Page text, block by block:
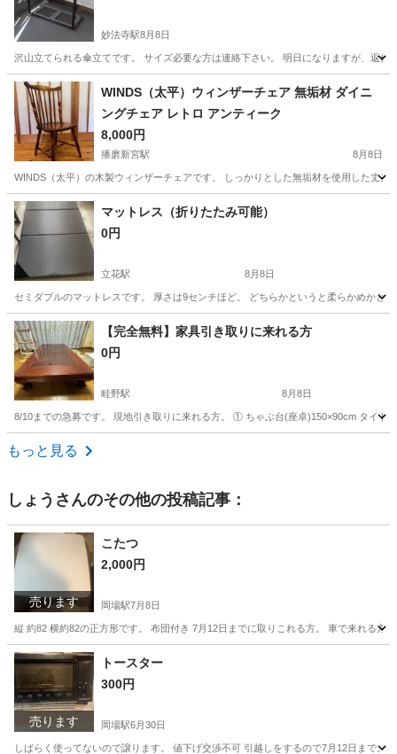
妙法寺駅8月8日
沢山立てられる傘立てです。 サイズ必要な方は連絡下さい。 明日になりますが、返
兵庫 神戸市 インテリア雑貨/小物
WINDS（太平）ウィンザーチェア 無垢材 ダイニ
ングチェア レトロ アンティーク
8,000円
播磨新宮駅 8月8日
WINDS（太平）の木製ウィンザーチェアです。 しっかりとした無垢材を使用した丈
兵庫 姫路市 播磨新宮駅 椅子
マットレス（折りたたみ可能）
0円
立花駅 8月8日
セミダブルのマットレスです。 厚さは9センチほど。 どちらかというと柔らかめかと
兵庫 尼崎市 立花駅 寝具
【完全無料】家具引き取りに来れる方
0円
畦野駅 8月8日
8/10までの急募です。 現地引き取りに来れる方。 ① ちゃぶ台(座卓)150×90cm タイ
兵庫 川西市
もっと見る
しょう さんのその他の投稿記事：
売ります
こたつ
2,000円
岡場駅7月8日
縦 約82 横約82の正方形です。 布団付き 7月12日までに取りこれる方。 車で来れる
兵庫 神戸市
売ります
トースター
300円
岡場駅6月30日
しばらく使ってないので譲ります。 値下げ交渉不可 引越しをするので7月12日まで。